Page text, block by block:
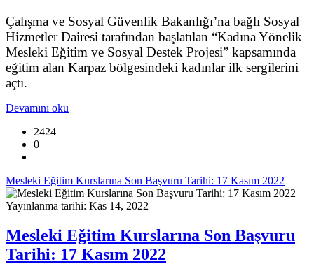
Çalışma ve Sosyal Güvenlik Bakanlığı’na bağlı Sosyal
Hizmetler Dairesi tarafından başlatılan “Kadına Yönelik
Mesleki Eğitim ve Sosyal Destek Projesi” kapsamında
eğitim alan Karpaz bölgesindeki kadınlar ilk sergilerini
açtı.
Devamını oku
2424
0
Mesleki Eğitim Kurslarına Son Başvuru Tarihi: 17 Kasım 2022
Yayınlanma tarihi: Kas 14, 2022
Mesleki Eğitim Kurslarına Son Başvuru
Tarihi: 17 Kasım 2022